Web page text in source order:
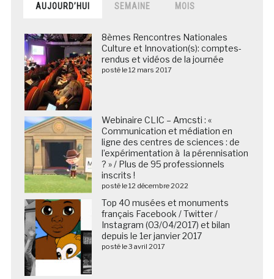
AUJOURD’HUI SEMAINE MOIS
8èmes Rencontres Nationales
Culture et Innovation(s): comptes-
rendus et vidéos de la journée
posté le 12 mars 2017
Webinaire CLIC – Amcsti : «
Communication et médiation en
ligne des centres de sciences : de
l’expérimentation à la pérennisation
? » / Plus de 95 professionnels
inscrits !
posté le 12 décembre 2022
Top 40 musées et monuments
français Facebook / Twitter /
Instagram (03/04/2017) et bilan
depuis le 1er janvier 2017
posté le 3 avril 2017